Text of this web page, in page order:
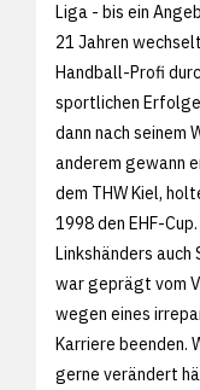
Liga - bis ein
21 Jahren
Handball-Profi
sportlichen
dann nach seinem
anderem gewann
dem THW Kiel,
1998 den EHF-
Linkshänders
war geprägt vom
wegen eines
Karriere beenden.
gerne verändert